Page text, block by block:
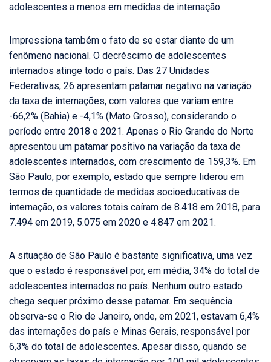
adolescentes a menos em medidas de internação.
Impressiona também o fato de se estar diante de um
fenômeno nacional. O decréscimo de adolescentes
internados atinge todo o país. Das 27 Unidades
Federativas, 26 apresentam patamar negativo na variação
da taxa de internações, com valores que variam entre
-66,2% (Bahia) e -4,1% (Mato Grosso), considerando o
período entre 2018 e 2021. Apenas o Rio Grande do Norte
apresentou um patamar positivo na variação da taxa de
adolescentes internados, com crescimento de 159,3%. Em
São Paulo, por exemplo, estado que sempre liderou em
termos de quantidade de medidas socioeducativas de
internação, os valores totais caíram de 8.418 em 2018, para
7.494 em 2019, 5.075 em 2020 e 4.847 em 2021.
A situação de São Paulo é bastante significativa, uma vez
que o estado é responsável por, em média, 34% do total de
adolescentes internados no país. Nenhum outro estado
chega sequer próximo desse patamar. Em sequência
observa-se o Rio de Janeiro, onde, em 2021, estavam 6,4%
das internações do país e Minas Gerais, responsável por
6,3% do total de adolescentes. Apesar disso, quando se